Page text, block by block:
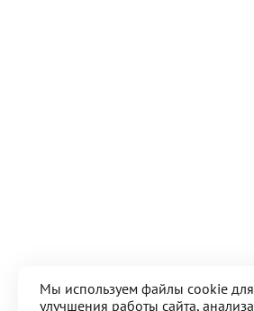
Мы используем файлы cookie для
улучшения работы сайта, анализа